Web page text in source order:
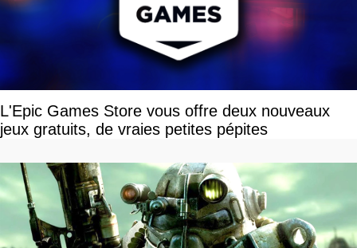
L'Epic Games Store vous offre deux nouveaux
jeux gratuits, de vraies petites pépites